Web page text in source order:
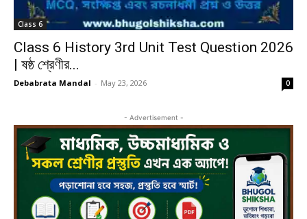
Class 6
Class 6 History 3rd Unit Test Question 2026
| ষষ্ঠ শ্রেণীর...
Debabrata Mandal - May 23, 2026 0
- Advertisement -